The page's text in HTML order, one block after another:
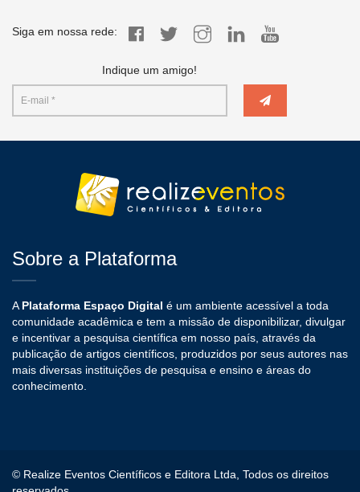
Siga em nossa rede:
Indique um amigo!
Sobre a Plataforma
A Plataforma Espaço Digital é um ambiente acessível a toda
comunidade acadêmica e tem a missão de disponibilizar, divulgar
e incentivar a pesquisa científica em nosso país, através da
publicação de artigos científicos, produzidos por seus autores nas
mais diversas instituições de pesquisa e ensino e áreas do
conhecimento.
© Realize Eventos Científicos e Editora Ltda, Todos os direitos